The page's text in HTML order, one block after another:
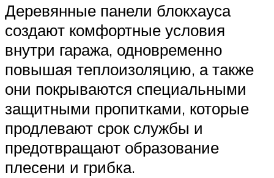
Деревянные панели блокхауса
создают комфортные условия
внутри гаража, одновременно
повышая теплоизоляцию, а также
они покрываются специальными
защитными пропитками, которые
продлевают срок службы и
предотвращают образование
плесени и грибка.